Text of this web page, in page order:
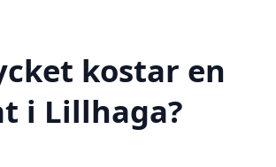
kostar en
i Lillhaga?